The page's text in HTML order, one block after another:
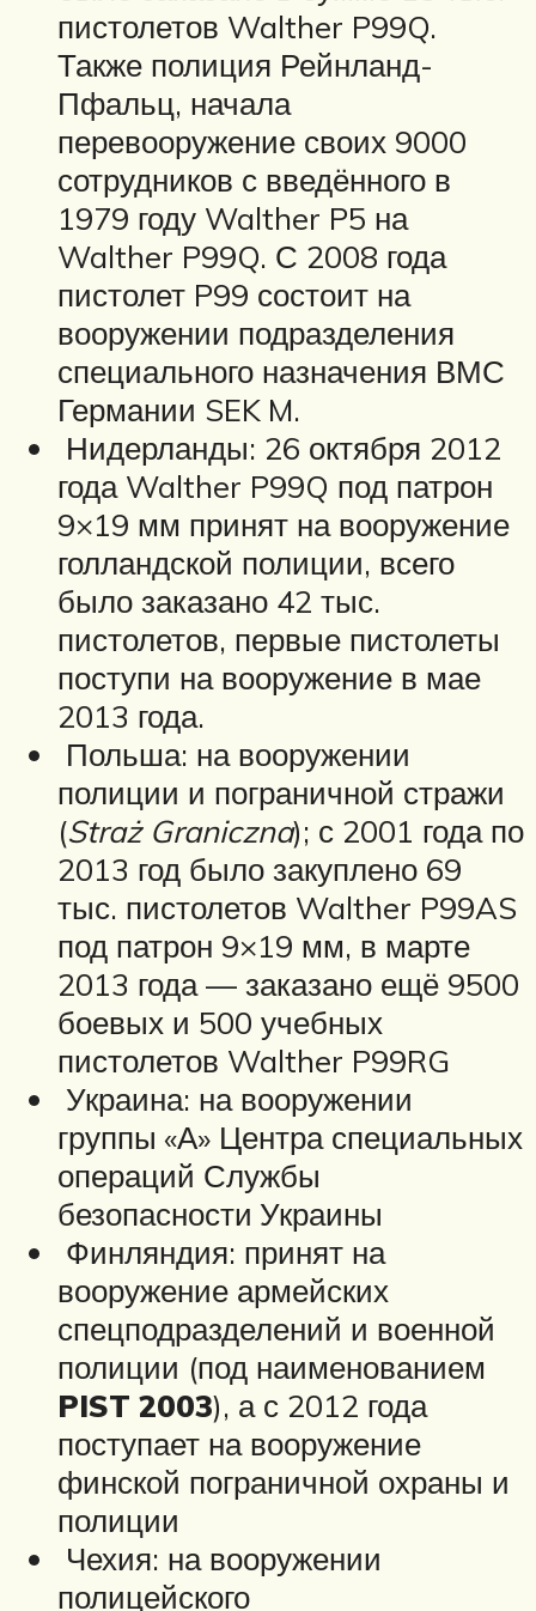
пистолетов Walther P99Q.
Также полиция Рейнланд-
Пфальц, начала
перевооружение своих 9000
сотрудников с введённого в
1979 году Walther P5 на
Walther P99Q. С 2008 года
пистолет P99 состоит на
вооружении подразделения
специального назначения ВМС
Германии SEK M.
Нидерланды: 26 октября 2012
года Walther P99Q под патрон
9×19 мм принят на вооружение
голландской полиции, всего
было заказано 42 тыс.
пистолетов, первые пистолеты
поступи на вооружение в мае
2013 года.
Польша: на вооружении
полиции и пограничной стражи
(Straż Graniczna); с 2001 года по
2013 год было закуплено 69
тыс. пистолетов Walther P99AS
под патрон 9×19 мм, в марте
2013 года — заказано ещё 9500
боевых и 500 учебных
пистолетов Walther P99RG
Украина: на вооружении
группы «А» Центра специальных
операций Службы
безопасности Украины
Финляндия: принят на
вооружение армейских
спецподразделений и военной
полиции (под наименованием
PIST 2003), а с 2012 года
поступает на вооружение
финской пограничной охраны и
полиции
Чехия: на вооружении
полицейского